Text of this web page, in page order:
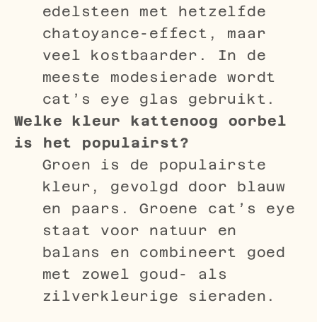
edelsteen met hetzelfde
chatoyance-effect, maar
veel kostbaarder. In de
meeste modesierade wordt
cat’s eye glas gebruikt.
Welke kleur kattenoog oorbel
is het populairst?
Groen is de populairste
kleur, gevolgd door blauw
en paars. Groene cat’s eye
staat voor natuur en
balans en combineert goed
met zowel goud- als
zilverkleurige sieraden.